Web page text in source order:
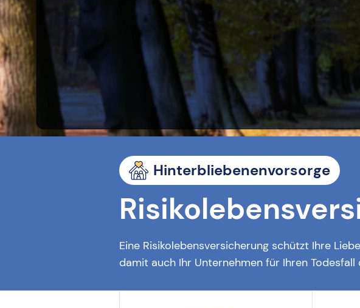
Hinterbliebenenvorsorge
Eine Risikolebensversicherung schützt Ihre
damit auch Ihr Unternehmen für Ihren